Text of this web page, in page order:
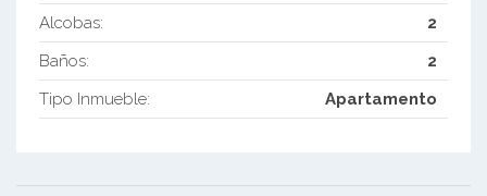
Alcobas:
2
Baños:
2
Tipo Inmueble:
Apartamento